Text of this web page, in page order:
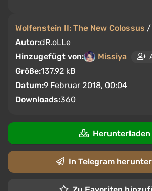
Wolfenstein II: The New Colossus /
Autor:dR.oLLe
Hinzugefügt von:
Missiya
Größe:137.92 kB
Datum:9 Februar 2018, 00:04
Downloads:360
Herunterladen
In Telegram